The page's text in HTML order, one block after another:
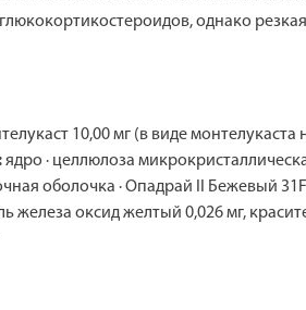
однако
10,00 мг (в виде монтелукаста
ядро · целлюлоза
оболочка · Опадрай II Бежевый
железа оксид желтый 0,026 мг,